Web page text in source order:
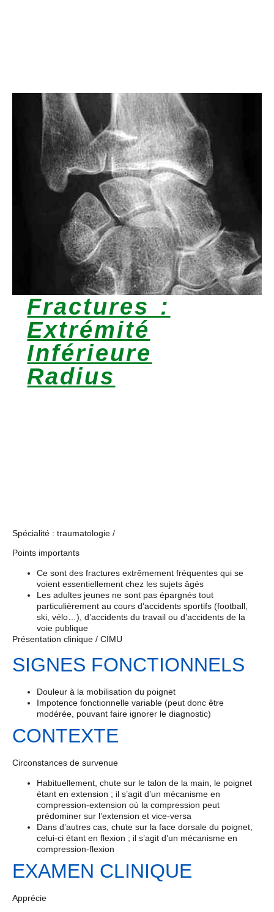
Fractures :
Extrémité
Inférieure
Radius
Spécialité : traumatologie /
Points importants
Ce sont des fractures extrêmement fréquentes qui se
voient essentiellement chez les sujets âgés
Les adultes jeunes ne sont pas épargnés tout
particulièrement au cours d’accidents sportifs (football,
ski, vélo…), d’accidents du travail ou d’accidents de la
voie publique
Présentation clinique / CIMU
SIGNES FONCTIONNELS
Douleur à la mobilisation du poignet
Impotence fonctionnelle variable (peut donc être
modérée, pouvant faire ignorer le diagnostic)
CONTEXTE
Circonstances de survenue
Habituellement, chute sur le talon de la main, le poignet
étant en extension ; il s’agit d’un mécanisme en
compression-extension où la compression peut
prédominer sur l’extension et vice-versa
Dans d’autres cas, chute sur la face dorsale du poignet,
celui-ci étant en flexion ; il s’agit d’un mécanisme en
compression-flexion
EXAMEN CLINIQUE
Apprécie